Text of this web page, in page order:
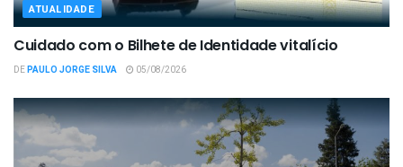
ATUALIDADE
Cuidado com o Bilhete de Identidade vitalício
DEPAULO JORGE SILVA 05/08/2026